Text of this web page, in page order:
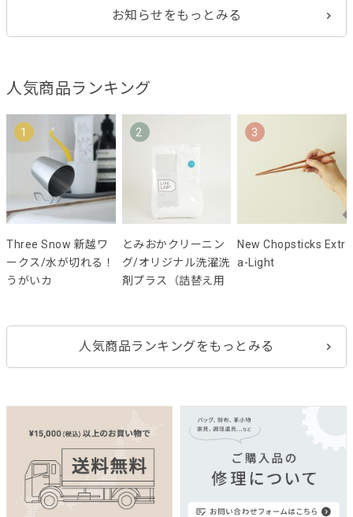
お知らせをもっとみる
人気商品ランキング
1
Three Snow 新越ワ
ークス/水が切れる！
うがいカ
2
とみおかクリーニン
グ/オリジナル洗濯洗
剤プラス（詰替え用
3
New Chopsticks Extr
a-Light
人気商品ランキングをもっとみる